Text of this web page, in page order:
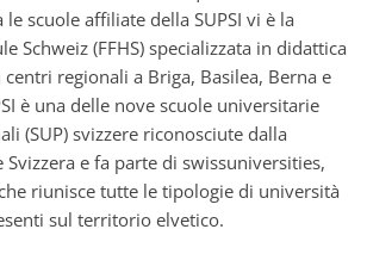
scuole affiliate della SUPSI vi è la
Schweiz (FFHS) specializzata in didattica
centri regionali a Briga, Basilea, Berna e
è una delle nove scuole universitarie
(SUP) svizzere riconosciute dalla
Svizzera e fa parte di swissuniversities,
riunisce tutte le tipologie di università
sul territorio elvetico.